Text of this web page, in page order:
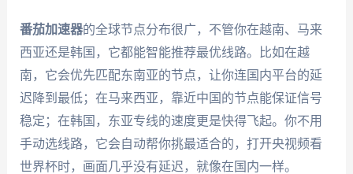
番茄加速器的全球节点分布很广，不管你在越南、马来
西亚还是韩国，它都能智能推荐最优线路。比如在越
南，它会优先匹配东南亚的节点，让你连国内平台的延
迟降到最低；在马来西亚，靠近中国的节点能保证信号
稳定；在韩国，东亚专线的速度更是快得飞起。你不用
手动选线路，它会自动帮你挑最适合的，打开央视频看
世界杯时，画面几乎没有延迟，就像在国内一样。